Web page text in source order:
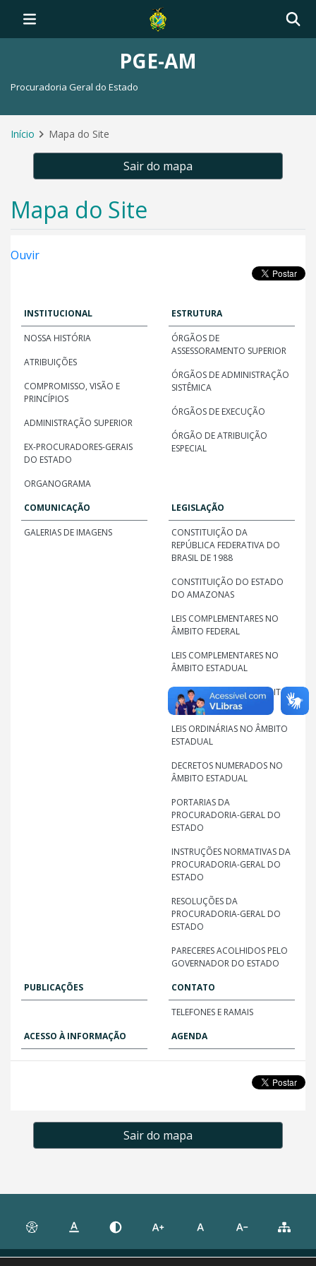
PGE-AM
Procuradoria Geral do Estado
Início Mapa do Site
Sair do mapa
Mapa do Site
Ouvir
INSTITUCIONAL
NOSSA HISTÓRIA
ATRIBUIÇÕES
COMPROMISSO, VISÃO E
PRINCÍPIOS
ADMINISTRAÇÃO SUPERIOR
EX-PROCURADORES-GERAIS
DO ESTADO
ORGANOGRAMA
ESTRUTURA
ÓRGÃOS DE
ASSESSORAMENTO SUPERIOR
ÓRGÃOS DE ADMINISTRAÇÃO
SISTÊMICA
ÓRGÃOS DE EXECUÇÃO
ÓRGÃO DE ATRIBUIÇÃO
ESPECIAL
COMUNICAÇÃO
GALERIAS DE IMAGENS
LEGISLAÇÃO
CONSTITUIÇÃO DA
REPÚBLICA FEDERATIVA DO
BRASIL DE 1988
CONSTITUIÇÃO DO ESTADO
DO AMAZONAS
LEIS COMPLEMENTARES NO
ÂMBITO FEDERAL
LEIS COMPLEMENTARES NO
ÂMBITO ESTADUAL
LEIS ORDINÁRIAS NO ÂMBITO
FEDERAL
LEIS ORDINÁRIAS NO ÂMBITO
ESTADUAL
DECRETOS NUMERADOS NO
ÂMBITO ESTADUAL
PORTARIAS DA
PROCURADORIA-GERAL DO
ESTADO
INSTRUÇÕES NORMATIVAS DA
PROCURADORIA-GERAL DO
ESTADO
RESOLUÇÕES DA
PROCURADORIA-GERAL DO
ESTADO
PARECERES ACOLHIDOS PELO
GOVERNADOR DO ESTADO
PUBLICAÇÕES
CONTATO
TELEFONES E RAMAIS
ACESSO À INFORMAÇÃO
AGENDA
Sair do mapa